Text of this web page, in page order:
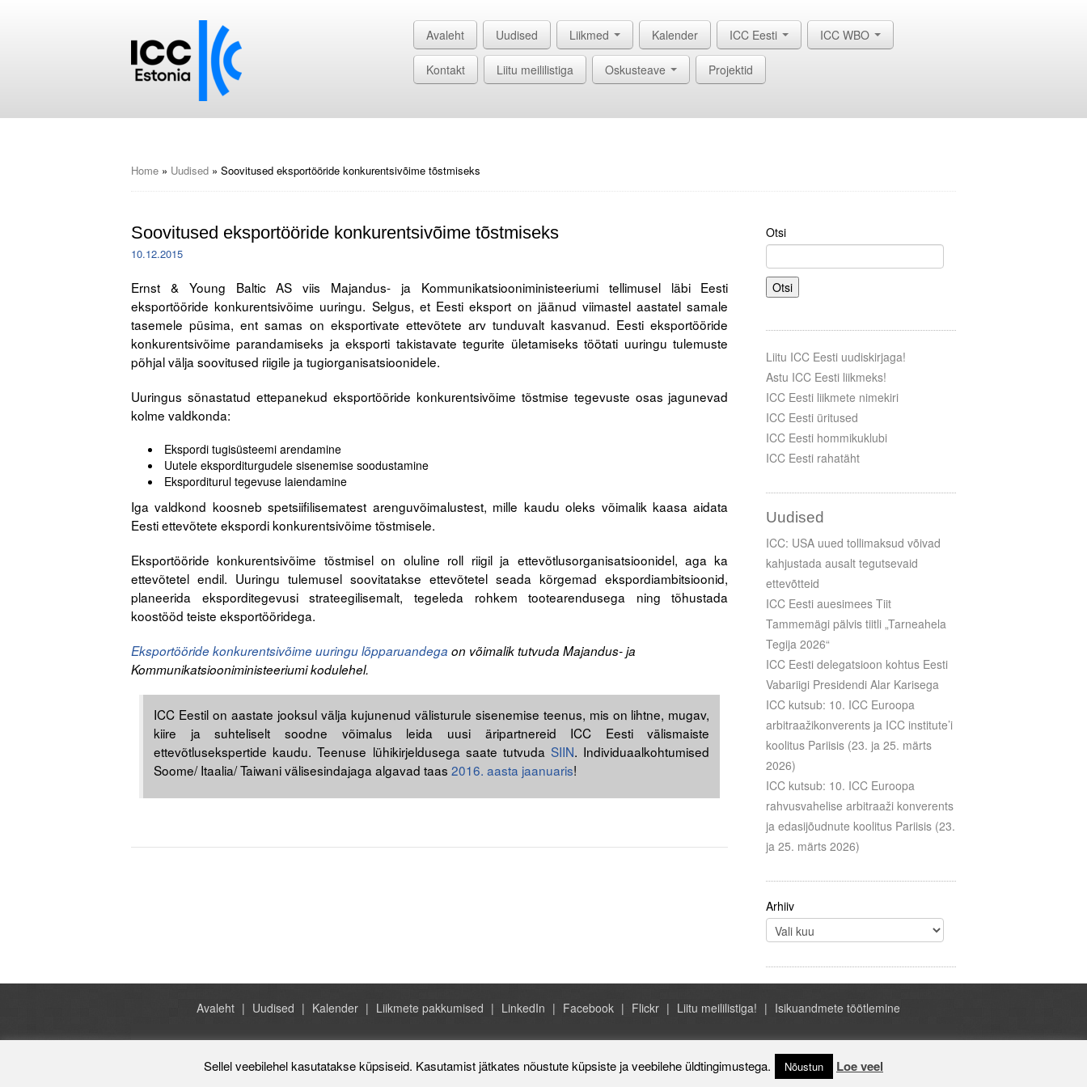
Avaleht Uudised Liikmed Kalender ICC Eesti ICC WBO
Kontakt Liitu meililistiga Oskusteave Projektid
Home » Uudised » Soovitused eksportööride konkurentsivõime tõstmiseks
Soovitused eksportööride konkurentsivõime tõstmiseks
10.12.2015
Ernst & Young Baltic AS viis Majandus- ja Kommunikatsiooniministeeriumi tellimusel läbi Eesti
eksportööride konkurentsivõime uuringu. Selgus, et Eesti eksport on jäänud viimastel aastatel samale
tasemele püsima, ent samas on eksportivate ettevõtete arv tunduvalt kasvanud. Eesti eksportööride
konkurentsivõime parandamiseks ja eksporti takistavate tegurite ületamiseks töötati uuringu tulemuste
põhjal välja soovitused riigile ja tugiorganisatsioonidele.
Uuringus sõnastatud ettepanekud eksportööride konkurentsivõime tõstmise tegevuste osas jagunevad
kolme valdkonda:
Ekspordi tugisüsteemi arendamine
Uutele eksporditurgudele sisenemise soodustamine
Eksporditurul tegevuse laiendamine
Iga valdkond koosneb spetsiifilisematest arenguvõimalustest, mille kaudu oleks võimalik kaasa aidata
Eesti ettevõtete ekspordi konkurentsivõime tõstmisele.
Eksportööride konkurentsivõime tõstmisel on oluline roll riigil ja ettevõtlusorganisatsioonidel, aga ka
ettevõtetel endil. Uuringu tulemusel soovitatakse ettevõtetel seada kõrgemad ekspordiambitsioonid,
planeerida eksporditegevusi strateegilisemalt, tegeleda rohkem tootearendusega ning tõhustada
koostööd teiste eksportööridega.
Eksportööride konkurentsivõime uuringu lõpparuandega on võimalik tutvuda Majandus- ja
Kommunikatsiooniministeeriumi kodulehel.
ICC Eestil on aastate jooksul välja kujunenud välisturule sisenemise teenus, mis on lihtne, mugav,
kiire ja suhteliselt soodne võimalus leida uusi äripartnereid ICC Eesti välismaiste
ettevõtlusekspertide kaudu. Teenuse lühikirjeldusega saate tutvudaSIIN. Individuaalkohtumised
Soome/ Itaalia/ Taiwani välisesindajaga algavad taas 2016. aasta jaanuaris!
Otsi
Otsi
Liitu ICC Eesti uudiskirjaga!
Astu ICC Eesti liikmeks!
ICC Eesti liikmete nimekiri
ICC Eesti üritused
ICC Eesti hommikuklubi
ICC Eesti rahatäht
Uudised
ICC: USA uued tollimaksud võivad
kahjustada ausalt tegutsevaid
ettevõtteid
ICC Eesti auesimees Tiit
Tammemägi pälvis tiitli „Tarneahela
Tegija 2026“
ICC Eesti delegatsioon kohtus Eesti
Vabariigi Presidendi Alar Karisega
ICC kutsub: 10. ICC Euroopa
arbitraažikonverents ja ICC institute’i
koolitus Pariisis (23. ja 25. märts
2026)
ICC kutsub: 10. ICC Euroopa
rahvusvahelise arbitraaži konverents
ja edasijõudnute koolitus Pariisis (23.
ja 25. märts 2026)
Arhiiv
Avaleht Uudised Kalender Liikmete pakkumised LinkedIn Facebook Flickr Liitu meililistiga! Isikuandmete töötlemine
Estonia, +372 684 1070, icc@icc-estonia.ee
Sellel veebilehel kasutatakse küpsiseid. Kasutamist jätkates nõustute küpsiste ja veebilehe üldtingimustega. Nõustun Loe veel